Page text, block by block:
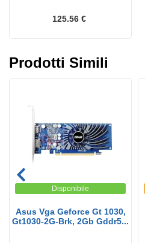
125.56 €
Prodotti Simili
Disponibile
Asus Vga Geforce Gt 1030,
Gt1030-2G-Brk, 2Gb Gddr5...